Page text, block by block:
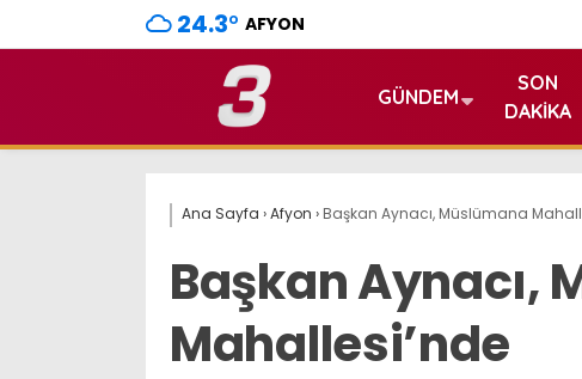
24.3° AFYON
GÜNDEM
SON
DAKIKA
Ana Sayfa ›Afyon › Başkan Aynacı, Müslümana
Başkan Aynacı,
Mahallesi’nde